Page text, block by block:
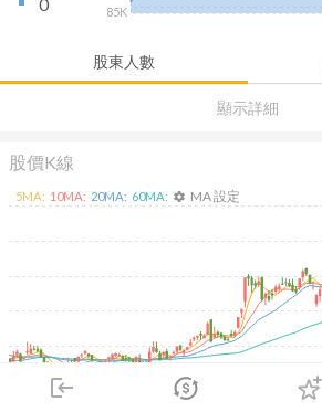
login
市場
股東人數
顯示詳細
85K
股價K線
5MA: 10MA: 20MA: 60MA: settings MA 設定